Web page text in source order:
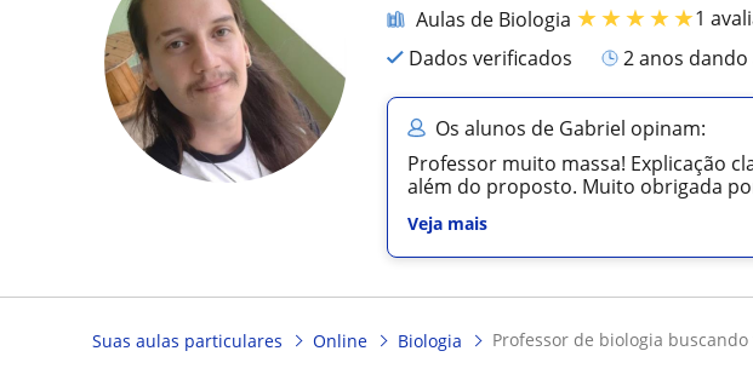
Aulas de Biologia ★★★★★1
Dados verificados
2 anos
Os alunos de Gabriel opinam:
Professor muito massa! Explicação
além do proposto. Muito obrigada
Veja mais
Suas aulas particulares Online Biologia professor de biologia